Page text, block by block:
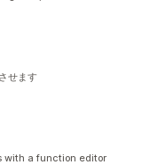
せます
with a function editor